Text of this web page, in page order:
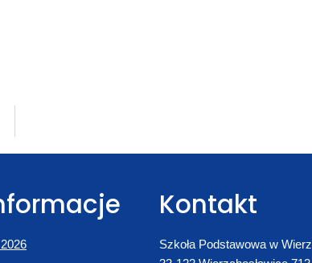
Kontakt
Szkoła Podstawowa w